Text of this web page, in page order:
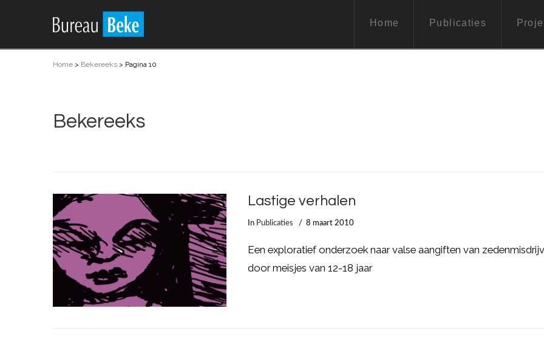
Home Publicaties
Home > Bekereeks > Pagina 10
Bekereeks
Lastige verhalen
In Publicaties 8 maart 2010
Een exploratief onderzoek naar valse aangiften van
door meisjes van 12-18 jaar